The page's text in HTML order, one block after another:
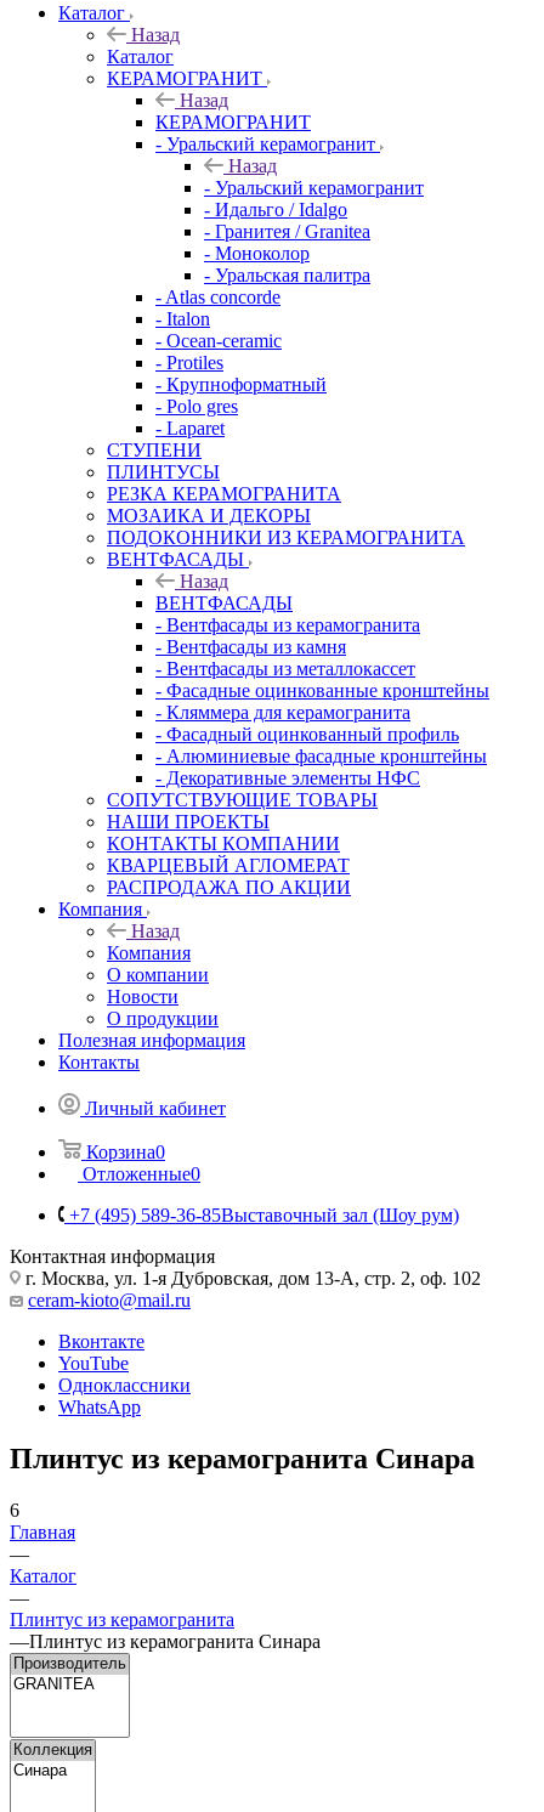
Каталог
Назад
Каталог
КЕРАМОГРАНИТ
Назад
КЕРАМОГРАНИТ
- Уральский керамогранит
Назад
- Уральский керамогранит
- Идальго / Idalgo
- Гранитея / Granitea
- Моноколор
- Уральская палитра
- Atlas concorde
- Italon
- Ocean-ceramic
- Protiles
- Крупноформатный
- Polo gres
- Laparet
СТУПЕНИ
ПЛИНТУСЫ
РЕЗКА КЕРАМОГРАНИТА
МОЗАИКА И ДЕКОРЫ
ПОДОКОННИКИ ИЗ КЕРАМОГРАНИТА
ВЕНТФАСАДЫ
Назад
ВЕНТФАСАДЫ
- Вентфасады из керамогранита
- Вентфасады из камня
- Вентфасады из металлокассет
- Фасадные оцинкованные кронштейны
- Кляммера для керамогранита
- Фасадный оцинкованный профиль
- Алюминиевые фасадные кронштейны
- Декоративные элементы НФС
СОПУТСТВУЮЩИЕ ТОВАРЫ
НАШИ ПРОЕКТЫ
КОНТАКТЫ КОМПАНИИ
КВАРЦЕВЫЙ АГЛОМЕРАТ
РАСПРОДАЖА ПО АКЦИИ
Компания
Назад
Компания
О компании
Новости
О продукции
Полезная информация
Контакты
Личный кабинет
Корзина0
Отложенные0
+7 (495) 589-36-85Выставочный зал (Шоу рум)
Контактная информация
г. Москва, ул. 1-я Дубровская, дом 13-А, стр. 2, оф. 102
ceram-kioto@mail.ru
Вконтакте
YouTube
Одноклассники
WhatsApp
Плинтус из керамогранита Синара
6
Главная
—
Каталог
—
Плинтус из керамогранита
—Плинтус из керамогранита Синара